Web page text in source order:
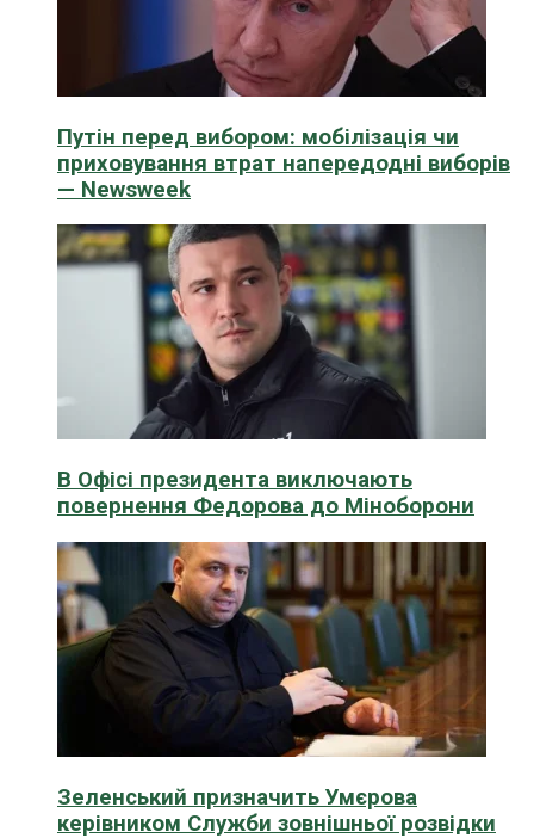
Путін перед вибором: мобілізація чи
приховування втрат напередодні виборів
— Newsweek
В Офісі президента виключають
повернення Федорова до Міноборони
Зеленський призначить Умєрова
керівником Служби зовнішньої розвідки